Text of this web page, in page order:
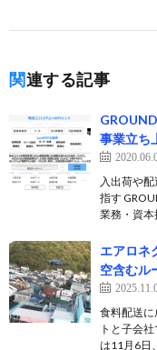
関連する記事
事業立ち
入出荷や
指す
業務・資
エアロネ
空含むル
食料配送
トと子会
は11月6日